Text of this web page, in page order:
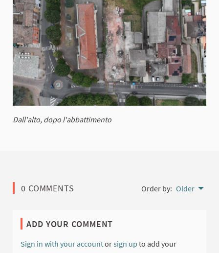
Dall'alto, dopo l'abbattimento
0 COMMENTS Order by: Older
ADD YOUR COMMENT
Sign in with your accountorsign up to add your